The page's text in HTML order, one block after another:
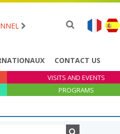
CONTACT US
VISITS AND EVENTS
PROGRAMS